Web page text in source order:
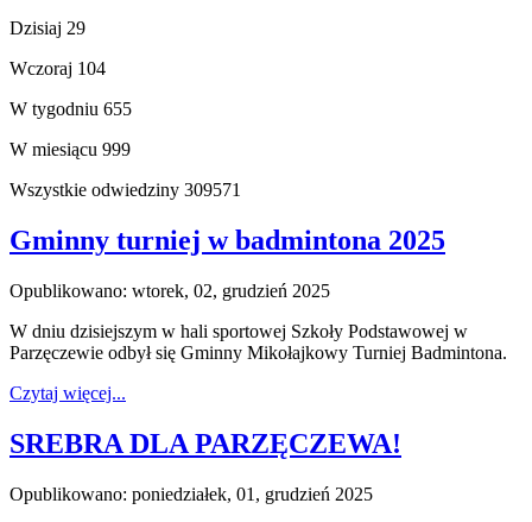
Dzisiaj 29
Wczoraj 104
W tygodniu 655
W miesiącu 999
Wszystkie odwiedziny 309571
Gminny turniej w badmintona 2025
Opublikowano: wtorek, 02, grudzień 2025
W dniu dzisiejszym w hali sportowej Szkoły Podstawowej w
Parzęczewie odbył się Gminny Mikołajkowy Turniej Badmintona.
Czytaj więcej...
SREBRA DLA PARZĘCZEWA!
Opublikowano: poniedziałek, 01, grudzień 2025